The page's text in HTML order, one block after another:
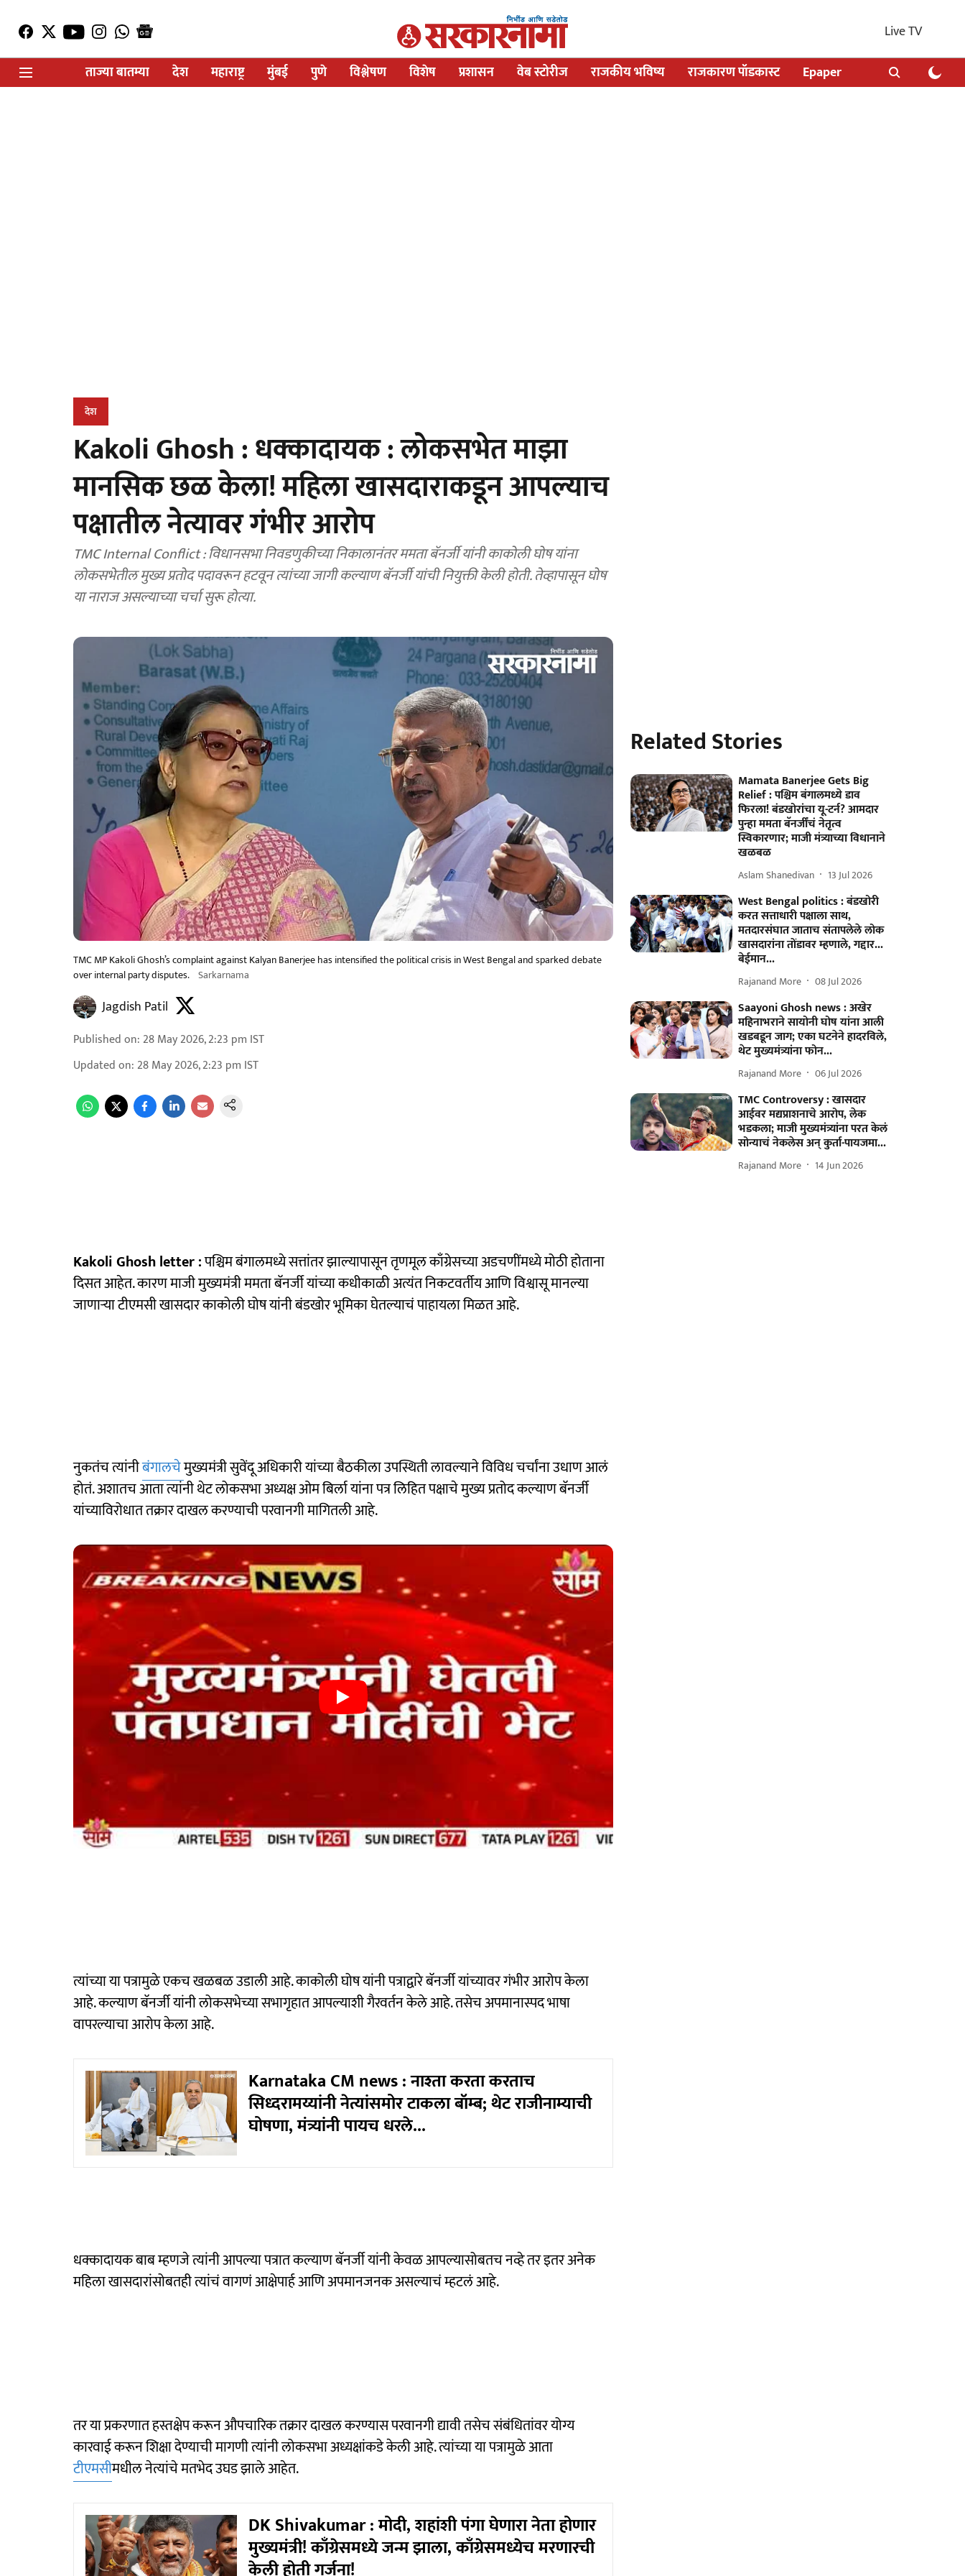
Live TV
ताज्या बातम्या
देश महाराष्ट्र मुंबई पुणे विश्लेषण विशेष प्रशासन वेब स्टोरीज राजकीय भविष्य राजकारण पॉडकास्ट Epaper
देश
Kakoli Ghosh : धक्कादायक : लोकसभेत माझा
मानसिक छळ केला! महिला खासदाराकडून आपल्याच
पक्षातील नेत्यावर गंभीर आरोप
TMC Internal Conflict : विधानसभा निवडणुकीच्या निकालानंतर ममता बॅनर्जी यांनी काकोली घोष यांना
लोकसभेतील मुख्य प्रतोद पदावरून हटवून त्यांच्या जागी कल्याण बॅनर्जी यांची नियुक्ती केली होती. तेव्हापासून घोष
या नाराज असल्याच्या चर्चा सुरू होत्या.
TMC MP Kakoli Ghosh’s complaint against Kalyan Banerjee has intensified the political crisis in West Bengal and sparked debate
over internal party disputes. Sarkarnama
Jagdish Patil
Published on: 28 May 2026, 2:23 pm IST
Updated on: 28 May 2026, 2:23 pm IST
Kakoli Ghosh letter :पश्चिम बंगालमध्ये सत्तांतर झाल्यापासून तृणमूल काँग्रेसच्या अडचणींमध्ये मोठी होताना
दिसत आहेत. कारण माजी मुख्यमंत्री ममता बॅनर्जी यांच्या कधीकाळी अत्यंत निकटवर्तीय आणि विश्वासू मानल्या
जाणाऱ्या टीएमसी खासदार काकोली घोष यांनी बंडखोर भूमिका घेतल्याचं पाहायला मिळत आहे.
नुकतंच त्यांनीबंगालचेमुख्यमंत्री सुवेंदू अधिकारी यांच्या बैठकीला उपस्थिती लावल्याने विविध चर्चांना उधाण आलं
होतं. अशातच आता त्यांनी थेट लोकसभा अध्यक्ष ओम बिर्ला यांना पत्र लिहित पक्षाचे मुख्य प्रतोद कल्याण बॅनर्जी
यांच्याविरोधात तक्रार दाखल करण्याची परवानगी मागितली आहे.
त्यांच्या या पत्रामुळे एकच खळबळ उडाली आहे. काकोली घोष यांनी पत्राद्वारे बॅनर्जी यांच्यावर गंभीर आरोप केला
आहे. कल्याण बॅनर्जी यांनी लोकसभेच्या सभागृहात आपल्याशी गैरवर्तन केले आहे. तसेच अपमानास्पद भाषा
वापरल्याचा आरोप केला आहे.
Karnataka CM news : नाश्ता करता करताच
सिध्दरामय्यांनी नेत्यांसमोर टाकला बॉम्ब; थेट राजीनाम्याची
घोषणा, मंत्र्यांनी पायच धरले...
धक्कादायक बाब म्हणजे त्यांनी आपल्या पत्रात कल्याण बॅनर्जी यांनी केवळ आपल्यासोबतच नव्हे तर इतर अनेक
महिला खासदारांसोबतही त्यांचं वागणं आक्षेपार्ह आणि अपमानजनक असल्याचं म्हटलं आहे.
तर या प्रकरणात हस्तक्षेप करून औपचारिक तक्रार दाखल करण्यास परवानगी द्यावी तसेच संबंधितांवर योग्य
कारवाई करून शिक्षा देण्याची मागणी त्यांनी लोकसभा अध्यक्षांकडे केली आहे. त्यांच्या या पत्रामुळे आता
टीएमसीमधील नेत्यांचे मतभेद उघड झाले आहेत.
DK Shivakumar : मोदी, शहांशी पंगा घेणारा नेता होणार
मुख्यमंत्री! काँग्रेसमध्ये जन्म झाला, काँग्रेसमध्येच मरणारची
Related Stories
Mamata Banerjee Gets Big
Relief : पश्चिम बंगालमध्ये डाव
फिरला! बंडखोरांचा यू-टर्न? आमदार
पुन्हा ममता बॅनर्जींचं नेतृत्व
स्विकारणार; माजी मंत्र्याच्या विधानाने
खळबळ
Aslam Shanedivan 13 Jul 2026
West Bengal politics : बंडखोरी
करत सत्ताधारी पक्षाला साथ,
मतदारसंघात जाताच संतापलेले लोक
खासदारांना तोंडावर म्हणाले, गद्दार...
बेईमान...
Rajanand More 08 Jul 2026
Saayoni Ghosh news : अखेर
महिनाभराने सायोनी घोष यांना आली
खडबडून जाग; एका घटनेने हादरविले,
थेट मुख्यमंत्र्यांना फोन...
Rajanand More 06 Jul 2026
TMC Controversy : खासदार
आईवर मद्यप्राशनाचे आरोप, लेक
भडकला; माजी मुख्यमंत्र्यांना परत केलं
सोन्याचं नेकलेस अन् कुर्ता-पायजमा...
Rajanand More 14 Jun 2026